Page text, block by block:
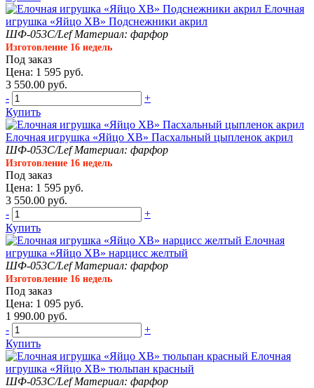
Елочная
игрушка «Яйцо ХВ» Подснежники акрил
ШФ-053С/Lef Материал: фарфор
Изготовление 16 недель
Под заказ
Цена: 1 595 руб.
3 550.00 руб.
-
+
Купить
Елочная игрушка «Яйцо ХВ» Пасхальный цыпленок акрил
ШФ-053С/Lef Материал: фарфор
Изготовление 16 недель
Под заказ
Цена: 1 595 руб.
3 550.00 руб.
-
+
Купить
Елочная
игрушка «Яйцо ХВ» нарцисс желтый
ШФ-053С/Lef Материал: фарфор
Изготовление 16 недель
Под заказ
Цена: 1 095 руб.
1 990.00 руб.
-
+
Купить
Елочная
игрушка «Яйцо ХВ» тюльпан красный
ШФ-053С/Lef Материал: фарфор